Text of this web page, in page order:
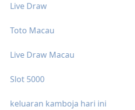
Live Draw
Toto Macau
Live Draw Macau
Slot 5000
keluaran kamboja hari ini